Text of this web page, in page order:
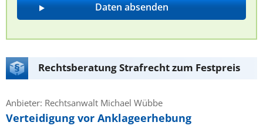
Rechtsberatung Strafrecht zum Festpreis
Anbieter: Rechtsanwalt Michael Wübbe
Verteidigung vor Anklageerhebung